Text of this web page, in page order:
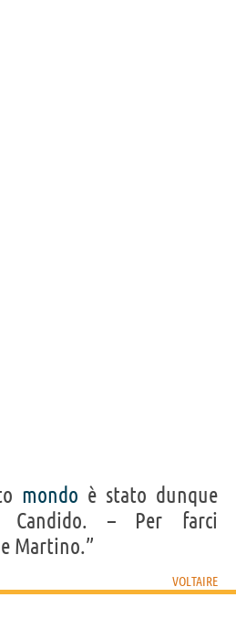
mondo è stato dunque
Candido. – Per farci
Martino.”
VOLTAIRE